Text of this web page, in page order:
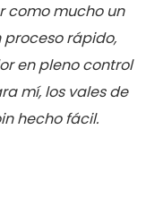
como mucho un
proceso rápido,
en pleno control
mí, los vales de
hecho fácil.